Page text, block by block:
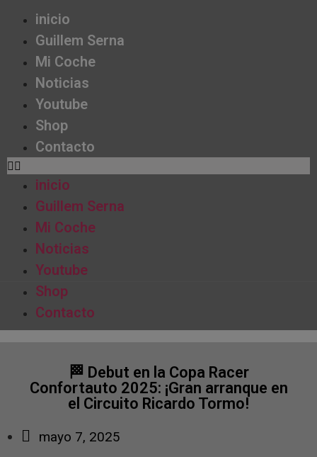
inicio
Guillem Serna
Mi Coche
Noticias
Youtube
Shop
Contacto
inicio
Guillem Serna
Mi Coche
Noticias
Youtube
Shop
Contacto
🏁 Debut en la Copa Racer
Confortauto 2025: ¡Gran arranque en
el Circuito Ricardo Tormo!
mayo 7, 2025